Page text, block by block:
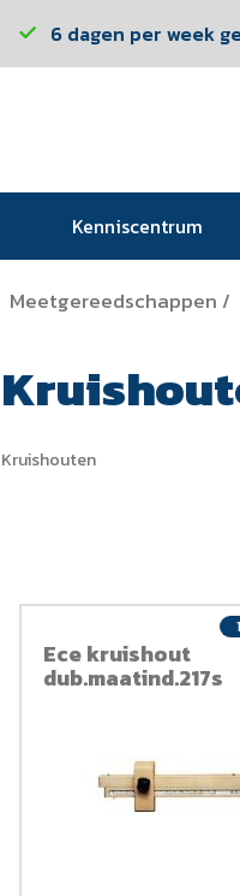
6 dagen per week
Kenniscentrum
Meetgereedschappen /
Kruishouten
Ece kruishout
dub.maatind.217s